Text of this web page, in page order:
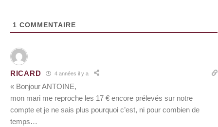
1 COMMENTAIRE
RICARD 4 années il y a
« Bonjour ANTOINE,
mon mari me reproche les 17 € encore prélevés sur notre
compte et je ne sais plus pourquoi c’est, ni pour combien de
temps…